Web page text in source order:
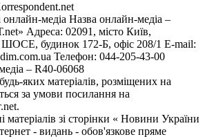
онлайн-медіа Назва онлайн-медіа –
Адреса: 02091, місто Київ,
будинок 172-Б, офіс 208/1 E-mail:
Телефон: 044-205-43-00
– R40-06068
яких матеріалів, розміщених на
за умови посилання на
матеріалів зі сторінки « Новини України
- видань - обов'язкове пряме